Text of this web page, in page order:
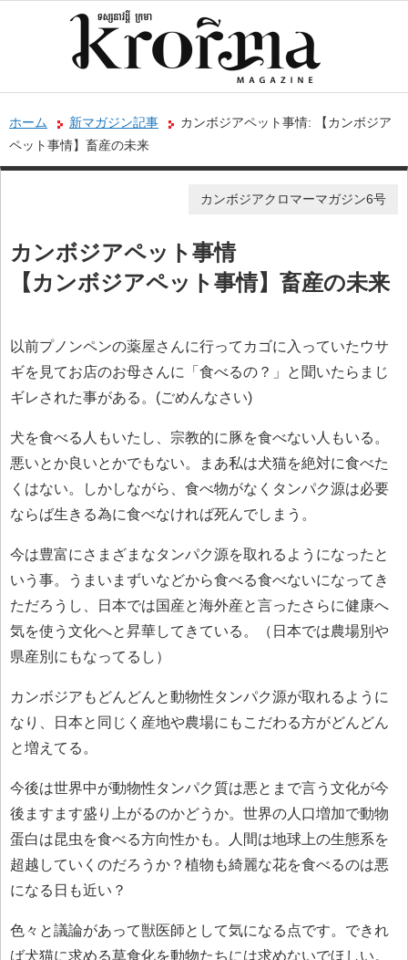
ホーム 新マガジン記事
カンボジアペット事情: 【カンボジア
ペット事情】畜産の未来
カンボジアクロマーマガジン6号
カンボジアペット事情
【カンボジアペット事情】畜産の未来
以前プノンペンの薬屋さんに行ってカゴに入っていたウサ
ギを見てお店のお母さんに「食べるの？」と聞いたらまじ
ギレされた事がある。(ごめんなさい)
犬を食べる人もいたし、宗教的に豚を食べない人もいる。
悪いとか良いとかでもない。まあ私は犬猫を絶対に食べた
くはない。しかしながら、食べ物がなくタンパク源は必要
ならば生きる為に食べなければ死んでしまう。
今は豊富にさまざまなタンパク源を取れるようになったと
いう事。うまいまずいなどから食べる食べないになってき
ただろうし、日本では国産と海外産と言ったさらに健康へ
気を使う文化へと昇華してきている。（日本では農場別や
県産別にもなってるし）
カンボジアもどんどんと動物性タンパク源が取れるように
なり、日本と同じく産地や農場にもこだわる方がどんどん
と増えてる。
今後は世界中が動物性タンパク質は悪とまで言う文化が今
後ますます盛り上がるのかどうか。世界の人口増加で動物
蛋白は昆虫を食べる方向性かも。人間は地球上の生態系を
超越していくのだろうか？植物も綺麗な花を食べるのは悪
になる日も近い？
色々と議論があって獣医師として気になる点です。できれ
ば犬猫に求める草食化を動物たちには求めないでほしい。